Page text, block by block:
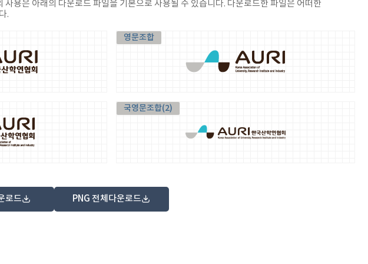
용은 아래의 다운로드 파일을 기본으로 사용될 수 있습니다. 다운로드한 파일은 어떠한
.
영문조합
국영문조합(2)
로드 PNG 전체다운로드